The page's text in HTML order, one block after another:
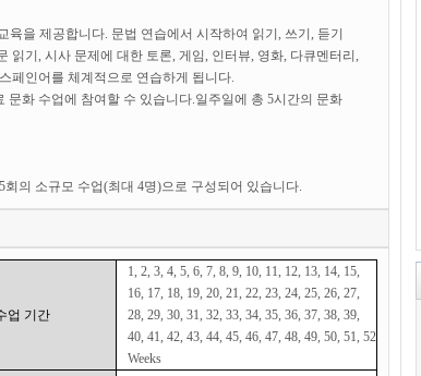
을 제공합니다. 문법 연습에서 시작하여 읽기, 쓰기, 듣기
읽기, 시사 문제에 대한 토론, 게임, 인터뷰, 영화, 다큐멘터리,
페인어를 체계적으로 연습하게 됩니다.
화 수업에 참여할 수 있습니다.일주일에 총 5시간의 문화
의 소규모 수업(최대 4명)으로 구성되어 있습니다.
업 기간
1, 2, 3, 4, 5, 6, 7, 8, 9, 10, 11, 12, 13, 14, 15,
16, 17, 18, 19, 20, 21, 22, 23, 24, 25, 26, 27,
28, 29, 30, 31, 32, 33, 34, 35, 36, 37, 38, 39,
40, 41, 42, 43, 44, 45, 46, 47, 48, 49, 50, 51, 52
Weeks